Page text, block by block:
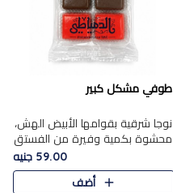
طوفي مشكل كبير
نوجا شرقية بقوامها الأبيض الهش،
محشوة بكمية وفيرة من الفستق
الفاخر لتمنحك نكهة غنية وقرمشة
مميزة في كل قطعة، لتجربة تجمع
بين الفخامة والمذاق..
59.00 جنيه
أضف